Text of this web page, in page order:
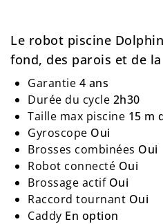
Le robot piscine
fond, des parois et de
Garantie 4 ans
Durée du cycle 2h30
Taille max piscine 15 m
Gyroscope Oui
Brosses combinées Oui
Robot connecté Oui
Brossage actifOui
Raccord tournant Oui
Caddy En option